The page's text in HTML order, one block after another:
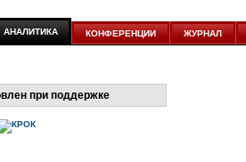
АНАЛИТИКА КОНФЕРЕНЦИИ ЖУРНАЛ
при поддержке